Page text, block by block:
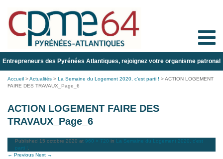
Toggle
Entrepreneurs des Pyrénées Atlantiques, rejoignez votre organisme patronal
Accueil >Actualités > La Semaine du Logement 2020, c’est parti ! >ACTION LOGEMENT
FAIRE DES TRAVAUX_Page_6
ACTION LOGEMENT FAIRE DES
TRAVAUX_Page_6
Published 15 octobre 2020 at 960 × 720 in La Semaine du Logement 2020, c’est
parti !
← Previous Next →